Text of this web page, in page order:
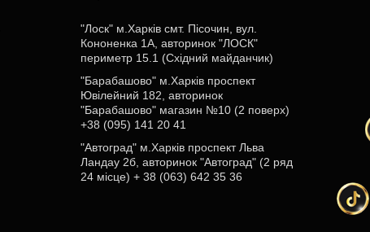
"Лоск" м.Харків смт. Пісочин, вул.
Кононенка 1А, авторинок "ЛОСК"
периметр 15.1 (Східний майданчик)
"Барабашово" м.Харків проспект
Ювілейний 182, авторинок
"Барабашово" магазин №10 (2 поверх)
+38 (095) 141 20 41
"Автоград" м.Харків проспект Льва
Ландау 2б, авторинок "Автоград" (2 ряд
24 місце) + 38 (063) 642 35 36